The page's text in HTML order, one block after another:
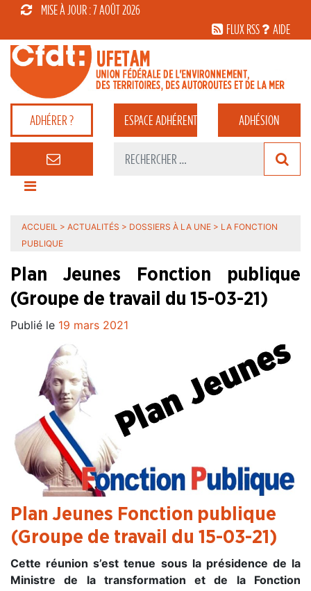
MISE À JOUR : 7 AOÛT 2026
FLUX RSS
AIDE
ADHÉRER ? ESPACEADHÉRENT ADHÉSION
ACCUEIL > ACTUALITÉS > DOSSIERS À LA UNE > LA FONCTION
PUBLIQUE
Plan Jeunes Fonction publique
(Groupe de travail du 15-03-21)
Publié le 19 mars 2021
Plan Jeunes Fonction publique
(Groupe de travail du 15-03-21)
Cette réunion s’est tenue sous la présidence de la
Ministre de la transformation et de la Fonction